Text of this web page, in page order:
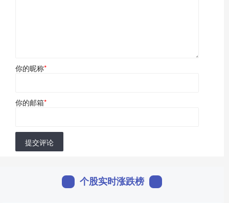
你的昵称*
你的邮箱*
提交评论
个股实时涨跌榜